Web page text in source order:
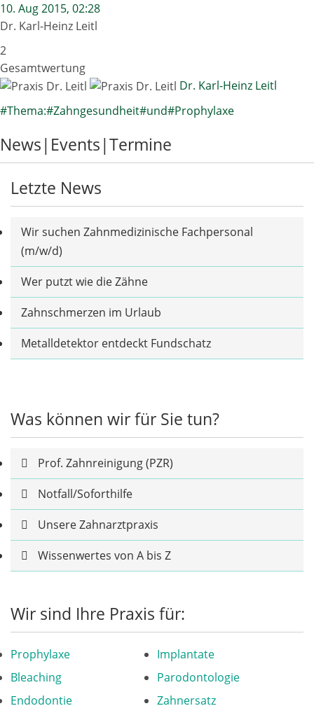
10. Aug 2015, 02:28
Dr. Karl-Heinz Leitl
2
Gesamtwertung
Dr. Karl-Heinz Leitl
#Thema:#Zahngesundheit#und#Prophylaxe
News|Events|Termine
Letzte News
Wir suchen Zahnmedizinische Fachpersonal
(m/w/d)
Wer putzt wie die Zähne
Zahnschmerzen im Urlaub
Metalldetektor entdeckt Fundschatz
Was können wir für Sie tun?
Prof. Zahnreinigung (PZR)
Notfall/Soforthilfe
Unsere Zahnarztpraxis
Wissenwertes von A bis Z
Wir sind Ihre Praxis für:
Prophylaxe
Implantate
Bleaching
Parodontologie
Endodontie
Zahnersatz